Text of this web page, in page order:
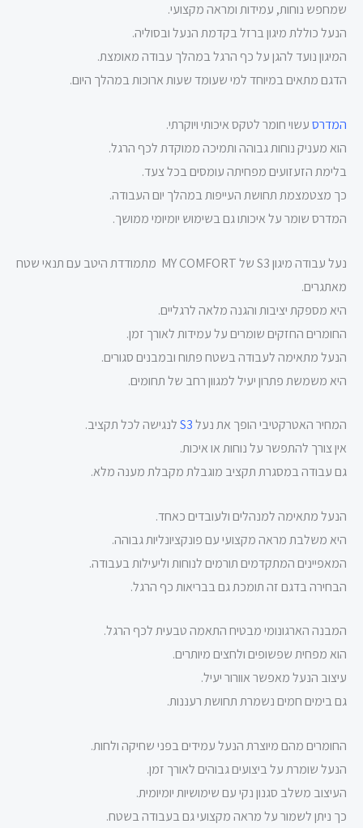
שמחפש נוחות, עמידות ומראה מקצועי.
הנעל כוללת מיגון ברזל בקדמת הנעל ובסוליה.
המיגון נועד להגן על כף הרגל במהלך עבודה מאומצת.
הדגם מתאים במיוחד למי שעומד שעות ארוכות במהלך היום.
המדרסעשוי חומר לטקס איכותי ויוקרתי.
הוא מעניק נוחות גבוהה ותמיכה ממוקדת לכף הרגל.
בלימת הזעזועים מפחיתה עומסים בכל צעד.
כך מצטמצמת תחושת העייפות במהלך יום העבודה.
המדרס שומר על איכותו גם בשימוש יומיומי ממושך.
נעל עבודה מיגון S3 של MY COMFORT מתמודדת היטב עם תנאי שטח
מאתגרים.
היא מספקת יציבות והגנה מלאה לרגליים.
החומרים החזקים שומרים על עמידות לאורך זמן.
הנעל מתאימה לעבודה בשטח פתוח ובמבנים סגורים.
היא משמשת פתרון יעיל למגוון רחב של תחומים.
המחיר האטרקטיבי הופך את נעלS3לנגישה לכל תקציב.
אין צורך להתפשר על נוחות או איכות.
גם עבודה במסגרת תקציב מוגבלת מקבלת מענה מלא.
הנעל מתאימה למנהלים ולעובדים כאחד.
היא משלבת מראה מקצועי עם פונקציונליות גבוהה.
המאפיינים המתקדמים תורמים לנוחות וליעילות בעבודה.
הבחירה בדגם זה תומכת גם בבריאות כף הרגל.
המבנה הארגונומי מבטיח התאמה טבעית לכף הרגל.
הוא מפחית שפשופים ולחצים מיותרים.
עיצוב הנעל מאפשר אוורור יעיל.
גם בימים חמים נשמרת תחושת רעננות.
החומרים מהם מיוצרת הנעל עמידים בפני שחיקה ולחות.
הנעל שומרת על ביצועים גבוהים לאורך זמן.
העיצוב משלב סגנון נקי עם שימושיות יומיומית.
כך ניתן לשמור על מראה מקצועי גם בעבודה בשטח.